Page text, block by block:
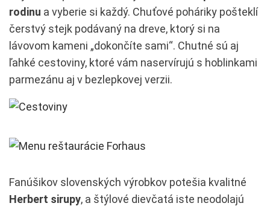
rodinu a vyberie si každý. Chuťové poháriky pošteklí
čerstvý stejk podávaný na dreve, ktorý si na
lávovom kameni „dokončíte sami“. Chutné sú aj
ľahké cestoviny, ktoré vám naservírujú s hoblinkami
parmezánu aj v bezlepkovej verzii.
Fanúšikov slovenských výrobkov potešia kvalitné
Herbert sirupy, a štýlové dievčatá iste neodolajú